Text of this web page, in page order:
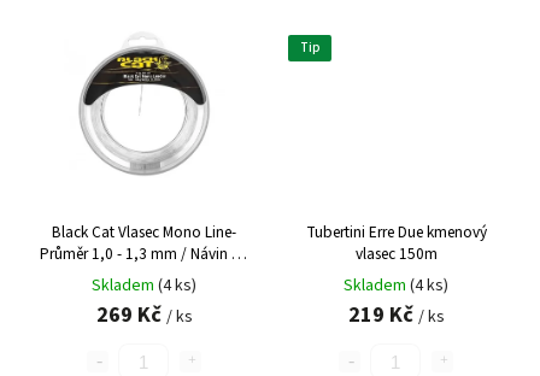
Black Cat Vlasec Mono Line-
Průměr 1,0 - 1,3 mm / Návin 50
Skladem (4 ks)
269 Kč / ks
Tip
Tubertini Erre Due kmenový
vlasec 150m
Skladem (4 ks)
219 Kč / ks